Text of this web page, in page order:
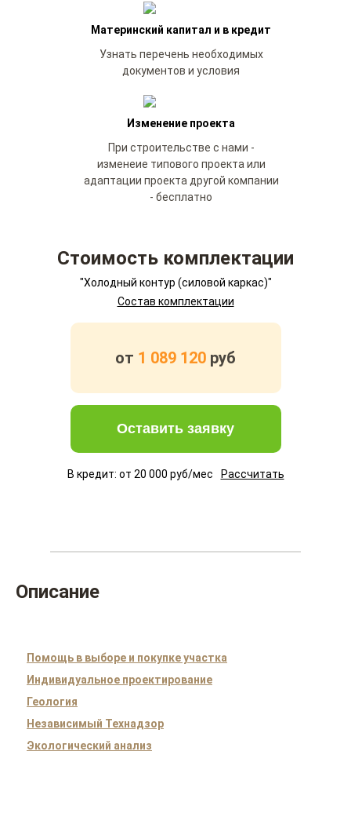
Материнский капитал и в кредит
Узнать перечень необходимых
документов и условия
Изменение проекта
При строительстве с нами -
изменеие типового проекта или
адаптации проекта другой компании
- бесплатно
Стоимость комплектации
"Холодный контур (силовой каркас)"
Состав комплектации
от 1 089 120 руб
Оставить заявку
В кредит: от 20 000 руб/мес Рассчитать
Описание
Помощь в выборе и покупке участка
Индивидуальное проектирование
Геология
Независимый Технадзор
Экологический анализ